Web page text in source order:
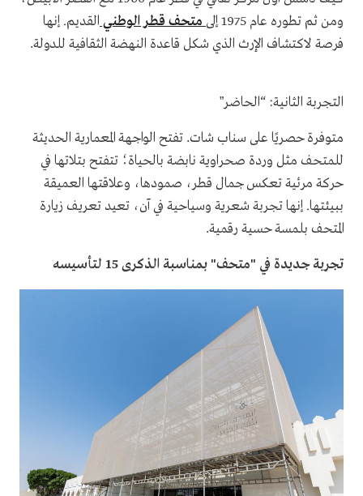
ومن ثم تطوره عام 1975 إلى
متحف قطر الوطني القديم. إنها
فرصة لاكتشاف الإرث الذي شكل قاعدة النهضة الثقافية للدولة.
التجربة الثانية: “الحاضر”
متوفرة حصريًا على سناب شات. تفتح الواجهة المعمارية الحديثة
للمتحف مثل وردة صحراوية نابضة بالحياة؛ تتفتح بتلاتها في
حركة مرئية تعكس جمال قطر، صمودها، وعلاقتها العميقة
ببيئتها. إنها تجربة شعرية وسياحية في آن، تعيد تعريف زيارة
المتحف بلمسة حسية رقمية.
تجربة جديدة في "متحف" بمناسبة الذكرى 15 لتأسيسه